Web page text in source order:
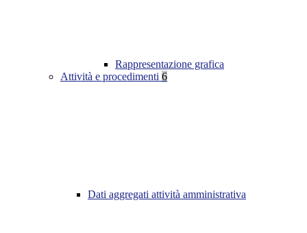
Rappresentazione grafica
Attività e procedimenti 6
Dati aggregati attività amministrativa